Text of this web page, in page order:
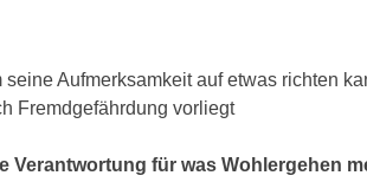
Aufmerksamkeit auf etwas richten
Fremdgefährdung vorliegt
Verantwortung für was Wohlergehen